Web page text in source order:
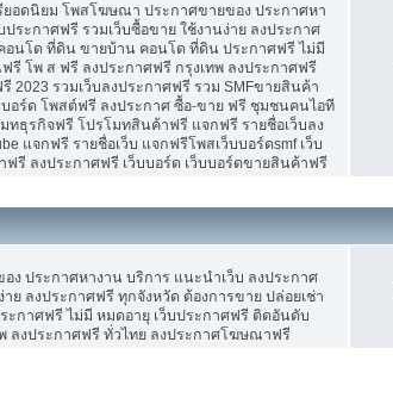
ยอดนิยม โพสโฆษณา ประกาศขายของ ประกาศหา
ระกาศฟรี รวมเว็บซื้อขาย ใช้งานง่าย ลงประกาศ
อนโด ที่ดิน ขายบ้าน คอนโด ที่ดิน ประกาศฟรี ไม่มี
โพ ส ฟรี ลงประกาศฟรี กรุงเทพ ลงประกาศฟรี
รวมเว็บลงประกาศฟรี รวม SMFขายสินค้า
อร์ด โพสต์ฟรี ลงประกาศ ซื้อ-ขาย ฟรี ชุมชนคนไอที
ทธุรกิจฟรี โปรโมทสินค้าฟรี แจกฟรี รายชื่อเว็บลง
แจกฟรี รายชื่อเว็บ แจกฟรีโพสเว็บบอร์ดsmf เว็บ
รี ลงประกาศฟรี เว็บบอร์ด เว็บบอร์ดขายสินค้าฟรี
ประกาศหางาน บริการ แนะนำเว็บ ลงประกาศ
ย ลงประกาศฟรี ทุกจังหวัด ต้องการขาย ปล่อยเช่า
กาศฟรี ไม่มี หมดอายุ เว็บประกาศฟรี ติดอันดับ
ลงประกาศฟรี ทั่วไทย ลงประกาศโฆษณาฟรี